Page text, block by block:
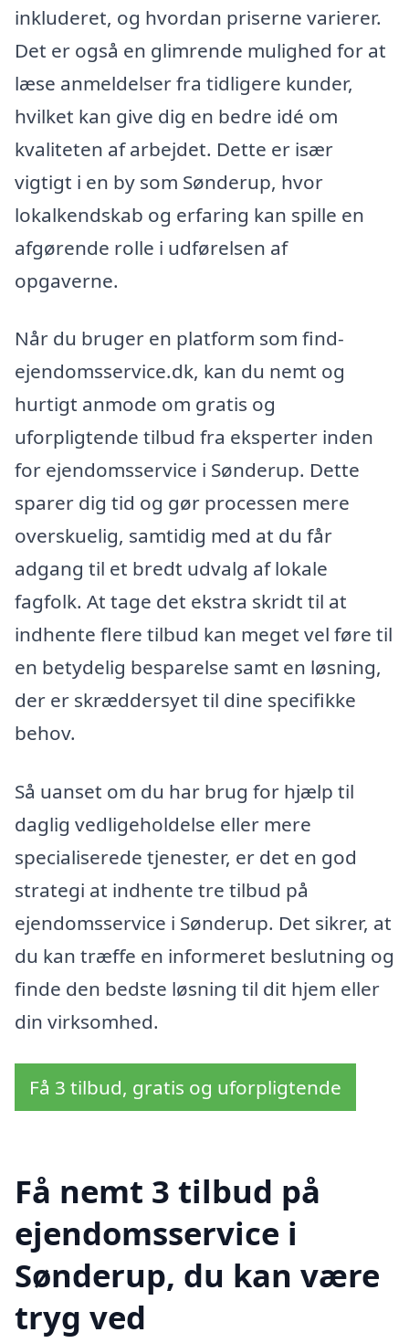
inkluderet, og hvordan priserne varierer.
Det er også en glimrende mulighed for at
læse anmeldelser fra tidligere kunder,
hvilket kan give dig en bedre idé om
kvaliteten af arbejdet. Dette er især
vigtigt i en by som Sønderup, hvor
lokalkendskab og erfaring kan spille en
afgørende rolle i udførelsen af
opgaverne.
Når du bruger en platform som find-
ejendomsservice.dk, kan du nemt og
hurtigt anmode om gratis og
uforpligtende tilbud fra eksperter inden
for ejendomsservice i Sønderup. Dette
sparer dig tid og gør processen mere
overskuelig, samtidig med at du får
adgang til et bredt udvalg af lokale
fagfolk. At tage det ekstra skridt til at
indhente flere tilbud kan meget vel føre til
en betydelig besparelse samt en løsning,
der er skræddersyet til dine specifikke
behov.
Så uanset om du har brug for hjælp til
daglig vedligeholdelse eller mere
specialiserede tjenester, er det en god
strategi at indhente tre tilbud på
ejendomsservice i Sønderup. Det sikrer, at
du kan træffe en informeret beslutning og
finde den bedste løsning til dit hjem eller
din virksomhed.
Få 3 tilbud, gratis og uforpligtende
Få nemt 3 tilbud på
ejendomsservice i
Sønderup, du kan være
tryg ved